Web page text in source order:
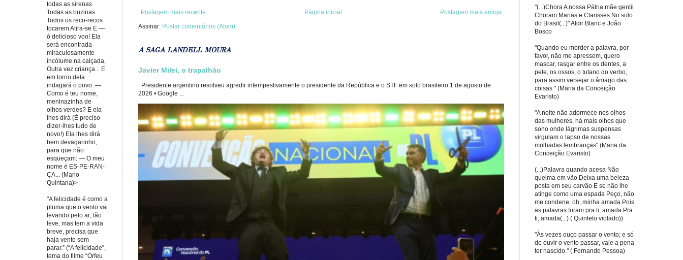
Postagem mais recente Postagem mais antiga
Página inicial
Assinar: Postar comentários (Atom)
A SAGA LANDELL MOURA
Javier Milei, o trapalhão
Presidente argentino resolveu agredir intempestivamente o presidente da República e o STF em solo brasileiro 1 de agosto de
2026 • Google ...
todas as sirenas
Todas as buzinas
Todos os reco-recos
tocarem Atira-se E —
ó delicioso voo! Ela
será encontrada
miraculosamente
incólume na calçada,
Outra vez criança... E
em torno dela
indagará o povo: —
Como é teu nome,
meninazinha de
olhos verdes? E ela
lhes dirá (É preciso
dizer-lhes tudo de
novo!) Ela lhes dirá
bem devagarinho,
para que não
esqueçam: — O meu
nome é ES-PE-RAN-
ÇA... (Mario
Quintana)>
"A felicidade é como a
pluma que o vento vai
levando pelo ar; tão
leve, mas tem a vida
breve, precisa que
haja vento sem
parar.” (“A felicidade”,
tema do filme “Orfeu
"(...)Chora A nossa Pátria mãe gentil
Choram Marias e Clarisses No solo
do Brasil(...)" Aldir Blanc e João
Bosco
"Quando eu morder a palavra, por
favor, não me apressem, quero
mascar, rasgar entre os dentes, a
pele, os ossos, o tutano do verbo,
para assim versejar o âmago das
coisas." (Maria da Conceição
Evaristo)
"A noite não adormece nos olhos
das mulheres, há mais olhos que
sono onde lágrimas suspensas
virgulam o lapso de nossas
molhadas lembranças" (Maria da
Conceição Evaristo)
(...)Palavra quando acesa Não
queima em vão Deixa uma beleza
posta em seu carvão E se não lhe
atinge como uma espada Peço, não
me condene, oh, minha amada Pois
as palavras foram pra ti, amada Pra
ti, amada(...) ( Quinteto violado))
"Às vezes ouço passar o vento; e só
de ouvir o vento passar, vale a pena
ter nascido." ( Fernando Pessoa)